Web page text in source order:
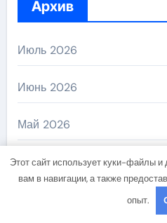
Архив
Июль 2026
Июнь 2026
Май 2026
Апрель 2026
Этот сайт использует куки-файлы и
вам в навигации, а также
опыт.